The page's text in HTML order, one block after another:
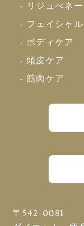
- リジュべネ
- フェイシャル
- ボディケア
- 頭皮ケア
- 筋肉ケア
〒542-0081